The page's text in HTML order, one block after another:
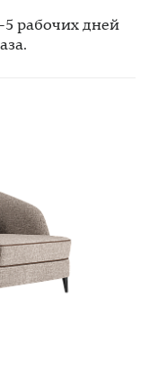
5 рабочих дней